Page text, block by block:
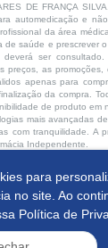
para
no site. Ao
Política de
DE FRANÇA
automedicação e
da área
de saúde e prescrever
ser consultado.
preços, as
apenas para
da compra.
de produto em
mais avançadas
com tranquilidade. A
Independente.
por: